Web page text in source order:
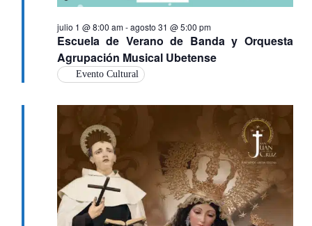
Escuela de Verano de Banda y Orquesta
Agrupación Musical Ubetense
julio 1 @ 8:00 am-agosto 31 @ 5:00 pm
Evento Cultural